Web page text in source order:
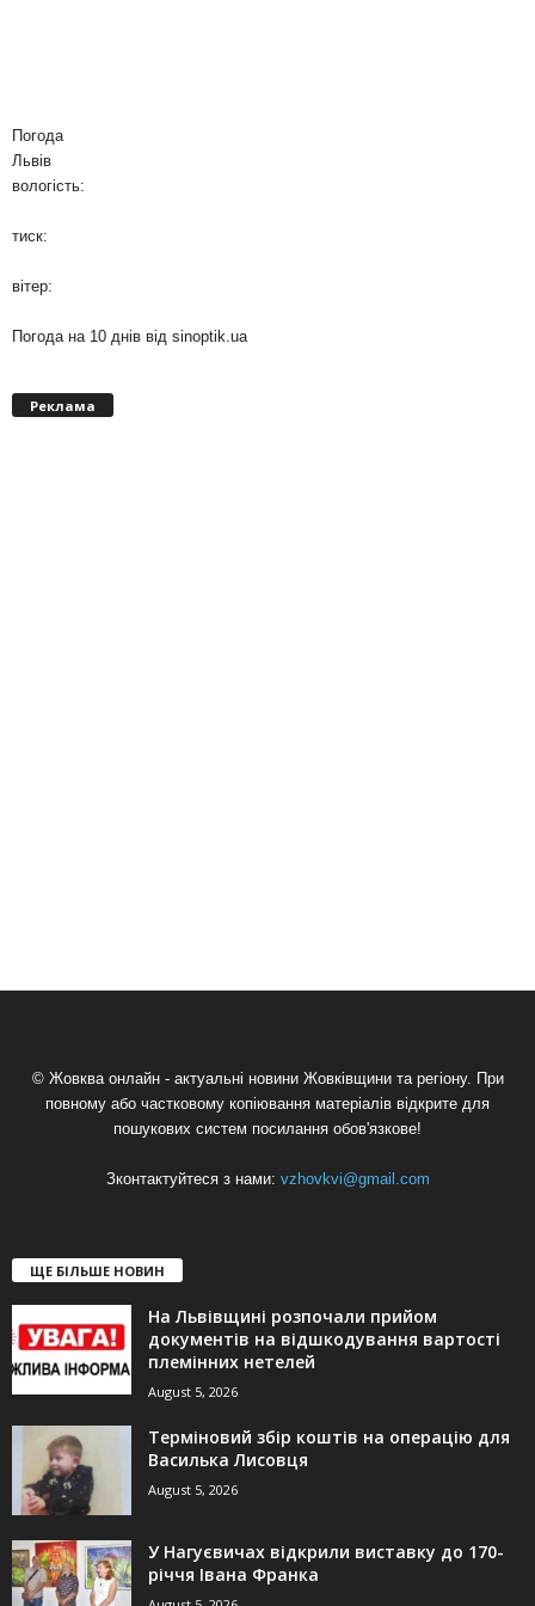
Погода
Львів
вологість:
тиск:
вітер:
Погода на 10 днів від sinoptik.ua
Реклама
© Жовква онлайн - актуальні новини Жовківщини та регіону. При
повному або частковому копіювання матеріалів відкрите для
пошукових систем посилання обов'язкове!
Зконтактуйтеся з нами: vzhovkvi@gmail.com
ЩЕ БІЛЬШЕ НОВИН
На Львівщині розпочали прийом
документів на відшкодування вартості
племінних нетелей
August 5, 2026
Терміновий збір коштів на операцію для
Василька Лисовця
August 5, 2026
У Нагуєвичах відкрили виставку до 170-
річчя Івана Франка